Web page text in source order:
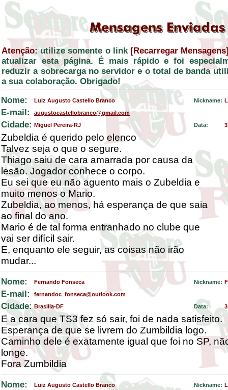
Atenção: utilize somente o link [Recarregar
atualizar esta página. É mais rápido e foi
reduzir a sobrecarga no servidor e o total de banda
a sua colaboração. Obrigado!
Nome:
Luiz Augusto Castello Branco Nickname:
E-mail: augustocastellobranco@gmail.com
Cidade: Miguel Pereira-RJ Data:
Zubeldia é querido pelo elenco
Talvez seja o que o segure.
Thiago saiu de cara amarrada por causa da
lesão. Jogador conhece o corpo.
Eu sei que eu não aguento mais o Zubeldia e
muito menos o Mario.
Zubeldia, ao menos, há esperança de que saia
ao final do ano.
Mario é de tal forma entranhado no clube que
vai ser difícil sair.
E, enquanto ele seguir, as coisas não irão
mudar...
Nome: Fernando Fonseca Nickname:
E-mail: fernandoc_fonseca@outlook.com
Cidade: Brasilia-DF Data:
E a cara que TS3 fez só sair, foi de nada satisfeito.
Esperança de que se livrem do Zumbildia logo.
Caminho dele é exatamente igual que foi no SP,
longe.
Fora Zumbildia
Nome: Luiz Augusto Castello Branco Nickname: